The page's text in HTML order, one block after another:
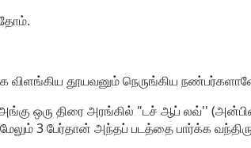
விளங்கிய தூயவனும் நெருங்கிய
ஒரு திரை அரங்கில் "டச் ஆப் லவ்''
3 பேர்தான் அந்தப் படத்தை பார்க்க